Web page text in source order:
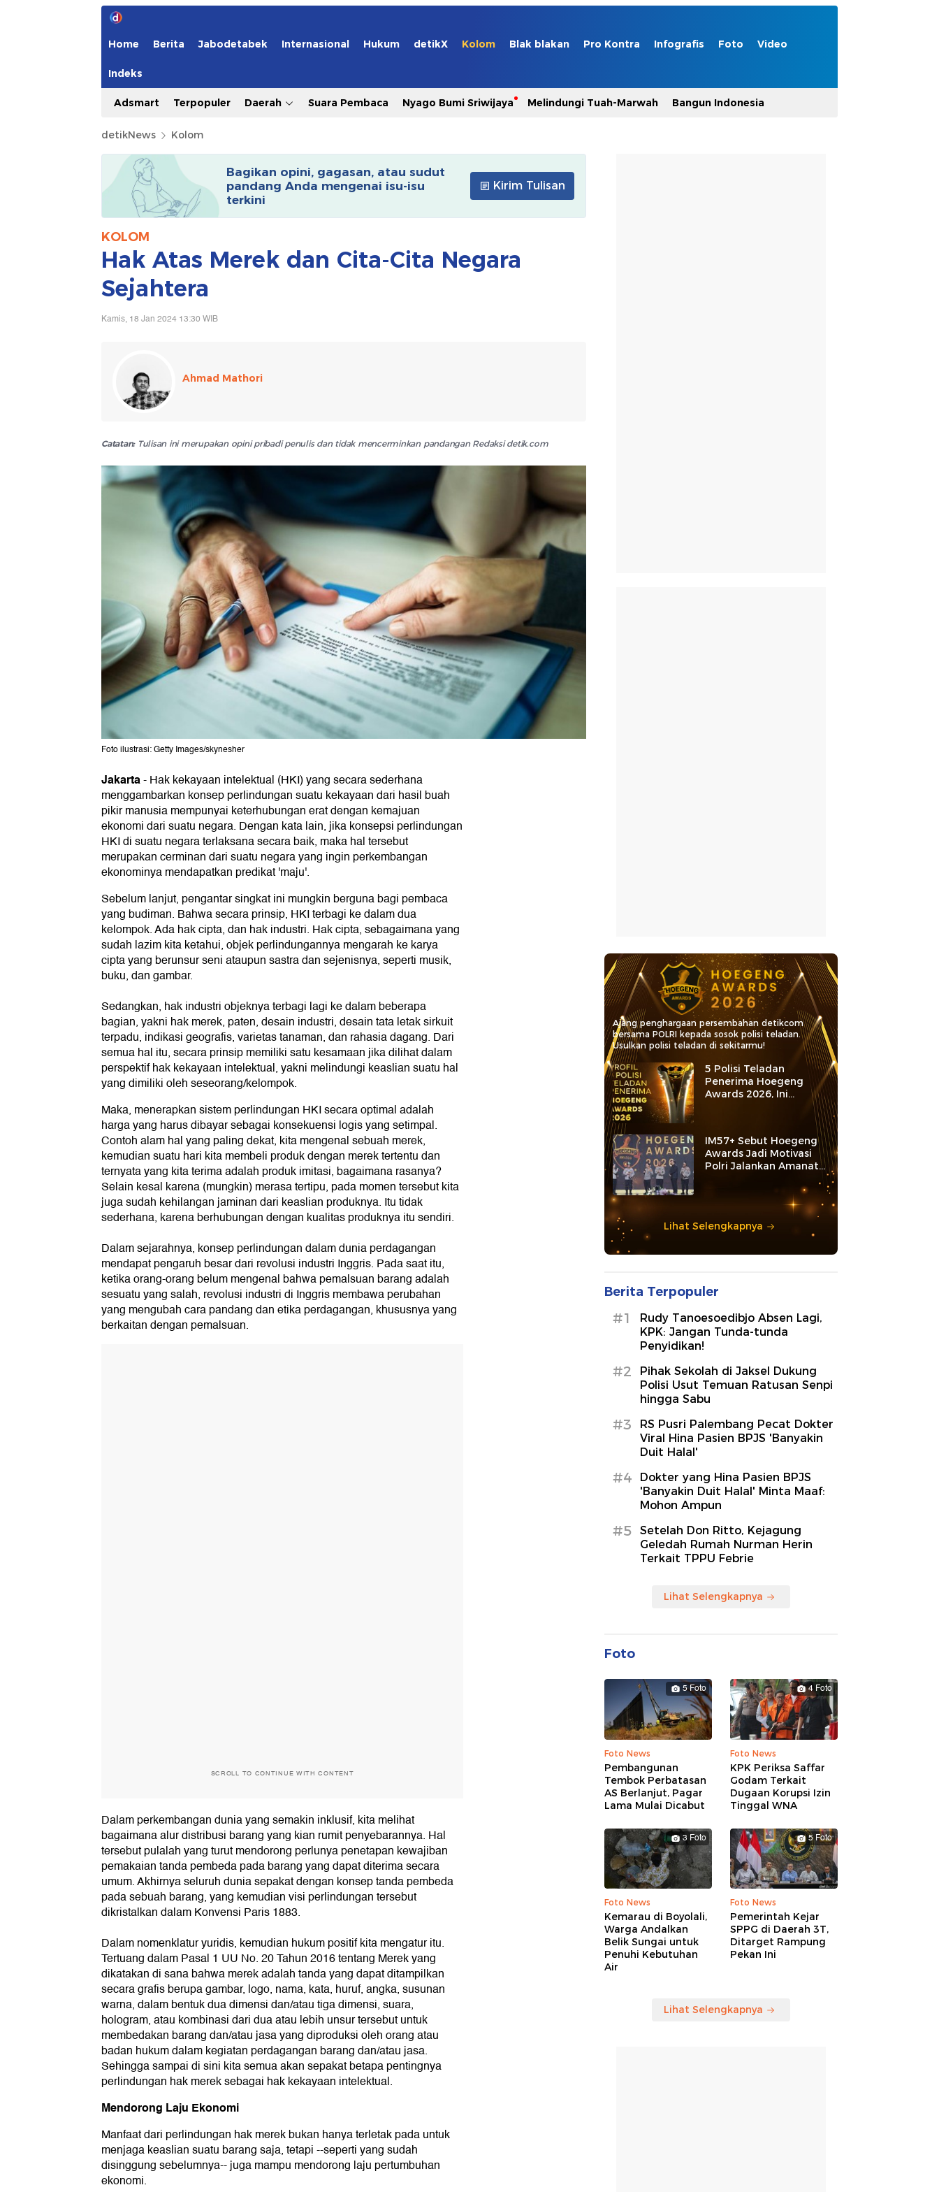
Home Berita Jabodetabek Internasional Hukum detikX Kolom Blak blakan Pro Kontra Infografis Foto Video
Indeks
Adsmart Terpopuler Daerah Suara Pembaca Nyago Bumi Sriwijaya Melindungi Tuah-Marwah Bangun Indonesia
detikNews Kolom
Bagikan opini, gagasan, atau sudut
pandang Anda mengenai isu-isu
terkini
Kirim Tulisan
KOLOM
Hak Atas Merek dan Cita-Cita Negara
Sejahtera
Kamis, 18 Jan 2024 13:30 WIB
Ahmad Mathori
Catatan:Tulisan ini merupakan opini pribadi penulis dan tidak mencerminkan pandangan Redaksi detik.com
Foto ilustrasi: Getty Images/skynesher
Jakarta-Hak kekayaan intelektual (HKI) yang secara sederhana
menggambarkan konsep perlindungan suatu kekayaan dari hasil buah
pikir manusia mempunyai keterhubungan erat dengan kemajuan
ekonomi dari suatu negara. Dengan kata lain, jika konsepsi perlindungan
HKI di suatu negara terlaksana secara baik, maka hal tersebut
merupakan cerminan dari suatu negara yang ingin perkembangan
ekonominya mendapatkan predikat 'maju'.
Sebelum lanjut, pengantar singkat ini mungkin berguna bagi pembaca
yang budiman. Bahwa secara prinsip, HKI terbagi ke dalam dua
kelompok. Ada hak cipta, dan hak industri. Hak cipta, sebagaimana yang
sudah lazim kita ketahui, objek perlindungannya mengarah ke karya
cipta yang berunsur seni ataupun sastra dan sejenisnya, seperti musik,
buku, dan gambar.
Sedangkan, hak industri objeknya terbagi lagi ke dalam beberapa
bagian, yakni hak merek, paten, desain industri, desain tata letak sirkuit
terpadu, indikasi geografis, varietas tanaman, dan rahasia dagang. Dari
semua hal itu, secara prinsip memiliki satu kesamaan jika dilihat dalam
perspektif hak kekayaan intelektual, yakni melindungi keaslian suatu hal
yang dimiliki oleh seseorang/kelompok.
Maka, menerapkan sistem perlindungan HKI secara optimal adalah
harga yang harus dibayar sebagai konsekuensi logis yang setimpal.
Contoh alam hal yang paling dekat, kita mengenal sebuah merek,
kemudian suatu hari kita membeli produk dengan merek tertentu dan
ternyata yang kita terima adalah produk imitasi, bagaimana rasanya?
Selain kesal karena (mungkin) merasa tertipu, pada momen tersebut kita
juga sudah kehilangan jaminan dari keaslian produknya. Itu tidak
sederhana, karena berhubungan dengan kualitas produknya itu sendiri.
Dalam sejarahnya, konsep perlindungan dalam dunia perdagangan
mendapat pengaruh besar dari revolusi industri Inggris. Pada saat itu,
ketika orang-orang belum mengenal bahwa pemalsuan barang adalah
sesuatu yang salah, revolusi industri di Inggris membawa perubahan
yang mengubah cara pandang dan etika perdagangan, khususnya yang
berkaitan dengan pemalsuan.
SCROLL TO CONTINUE WITH CONTENT
Dalam perkembangan dunia yang semakin inklusif, kita melihat
bagaimana alur distribusi barang yang kian rumit penyebarannya. Hal
tersebut pulalah yang turut mendorong perlunya penetapan kewajiban
pemakaian tanda pembeda pada barang yang dapat diterima secara
umum. Akhirnya seluruh dunia sepakat dengan konsep tanda pembeda
pada sebuah barang, yang kemudian visi perlindungan tersebut
dikristalkan dalam Konvensi Paris 1883.
Dalam nomenklatur yuridis, kemudian hukum positif kita mengatur itu.
Tertuang dalam Pasal 1 UU No. 20 Tahun 2016 tentang Merek yang
dikatakan di sana bahwa merek adalah tanda yang dapat ditampilkan
secara grafis berupa gambar, logo, nama, kata, huruf, angka, susunan
warna, dalam bentuk dua dimensi dan/atau tiga dimensi, suara,
hologram, atau kombinasi dari dua atau lebih unsur tersebut untuk
membedakan barang dan/atau jasa yang diproduksi oleh orang atau
badan hukum dalam kegiatan perdagangan barang dan/atau jasa.
Sehingga sampai di sini kita semua akan sepakat betapa pentingnya
perlindungan hak merek sebagai hak kekayaan intelektual.
Mendorong Laju Ekonomi
Manfaat dari perlindungan hak merek bukan hanya terletak pada untuk
menjaga keaslian suatu barang saja, tetapi --seperti yang sudah
disinggung sebelumnya-- juga mampu mendorong laju pertumbuhan
ekonomi.
Ajang penghargaan persembahan detikcom
bersama POLRI kepada sosok polisi teladan.
Usulkan polisi teladan di sekitarmu!
5 Polisi Teladan
Penerima Hoegeng
Awards 2026, Ini
Kategori dan Kiprahnya
IM57+ Sebut Hoegeng
Awards Jadi Motivasi
Polri Jalankan Amanat
Lihat Selengkapnya
Berita Terpopuler
#1
Rudy Tanoesoedibjo Absen Lagi,
KPK: Jangan Tunda-tunda
Penyidikan!
#2
Pihak Sekolah di Jaksel Dukung
Polisi Usut Temuan Ratusan Senpi
hingga Sabu
#3
RS Pusri Palembang Pecat Dokter
Viral Hina Pasien BPJS 'Banyakin
Duit Halal'
#4
Dokter yang Hina Pasien BPJS
'Banyakin Duit Halal' Minta Maaf:
Mohon Ampun
#5
Setelah Don Ritto, Kejagung
Geledah Rumah Nurman Herin
Terkait TPPU Febrie
Lihat Selengkapnya
Foto
5 Foto
Foto News
Pembangunan
Tembok Perbatasan
AS Berlanjut, Pagar
Lama Mulai Dicabut
4 Foto
Foto News
KPK Periksa Saffar
Godam Terkait
Dugaan Korupsi Izin
Tinggal WNA
3 Foto
Foto News
Kemarau di Boyolali,
Warga Andalkan
Belik Sungai untuk
Penuhi Kebutuhan
Air
5 Foto
Foto News
Pemerintah Kejar
SPPG di Daerah 3T,
Ditarget Rampung
Pekan Ini
Lihat Selengkapnya